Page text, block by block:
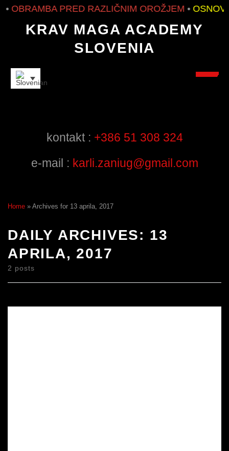
OBRAMBA PRED RAZLIČNIM OROŽJEM•
KRAV MAGA ACADEMY
SLOVENIA
INSTRUCTORS
kontakt : +386 51 308 324
e-mail : karli.zaniug@gmail.com
Home » Archives for 13 aprila, 2017
DAILY ARCHIVES: 13
APRILA, 2017
2 posts